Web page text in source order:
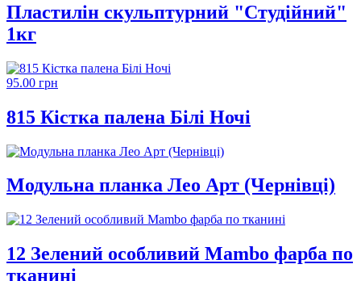
Пластилін скульптурний "Студійний"
1кг
95.00 грн
815 Кістка палена Білі Ночі
Модульна планка Лео Арт (Чернівці)
12 Зелений особливий Mambo фарба по
тканині